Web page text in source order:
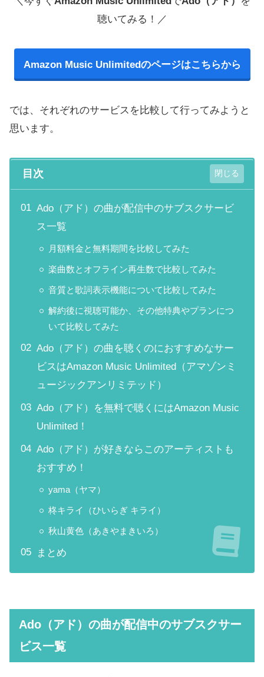
聴いてみる！／
Amazon Music Unlimitedのページはこちらから
では、それぞれのサービスを比較して行ってみようと
思います。
目次
Ado（アド）の曲が配信中のサブスクサービ
ス一覧
月額料金と無料期間を比較してみた
楽曲数とオフライン再生数で比較してみた
音質と歌詞表示機能について比較してみた
解約後に視聴可能か、その他特典やプランにつ
いて比較してみた
Ado（アド）の曲を聴くのにおすすめなサー
ビスはAmazon Music Unlimited（アマゾンミ
ュージックアンリミテッド）
Ado（アド）を無料で聴くにはAmazon Music
Unlimited！
Ado（アド）が好きならこのアーティストも
おすすめ！
yama（ヤマ）
柊キライ（ひいらぎ キライ）
秋山黄色（あきやまきいろ）
まとめ
Ado（アド）の曲が配信中のサブスクサー
ビス一覧